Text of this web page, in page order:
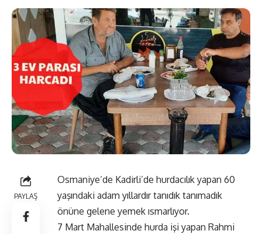
PAYLAŞ
Osmaniye’de Kadirli’de hurdacılık yapan 60
yaşındaki adam yıllardır tanıdık tanımadık
önüne gelene yemek ısmarlıyor.
7 Mart Mahallesinde hurda işi yapan Rahmi